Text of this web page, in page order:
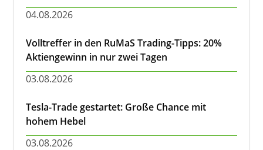
04.08.2026
Volltreffer in den RuMaS Trading-Tipps: 20%
Aktiengewinn in nur zwei Tagen
03.08.2026
Tesla-Trade gestartet: Große Chance mit
hohem Hebel
03.08.2026